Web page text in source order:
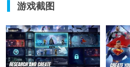
游戏截图